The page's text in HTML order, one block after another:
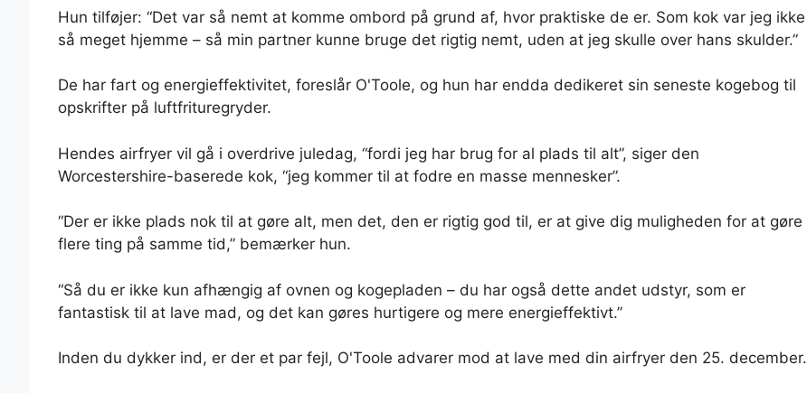
Hun tilføjer: “Det var så nemt at komme ombord på grund af, hvor praktiske de er. Som kok var jeg ikke
så meget hjemme – så min partner kunne bruge det rigtig nemt, uden at jeg skulle over hans skulder.”
De har fart og energieffektivitet, foreslår O'Toole, og hun har endda dedikeret sin seneste kogebog til
opskrifter på luftfrituregryder.
Hendes airfryer vil gå i overdrive juledag, “fordi jeg har brug for al plads til alt”, siger den
Worcestershire-baserede kok, “jeg kommer til at fodre en masse mennesker”.
“Der er ikke plads nok til at gøre alt, men det, den er rigtig god til, er at give dig muligheden for at gøre
flere ting på samme tid,” bemærker hun.
“Så du er ikke kun afhængig af ovnen og kogepladen – du har også dette andet udstyr, som er
fantastisk til at lave mad, og det kan gøres hurtigere og mere energieffektivt.”
Inden du dykker ind, er der et par fejl, O'Toole advarer mod at lave med din airfryer den 25. december.